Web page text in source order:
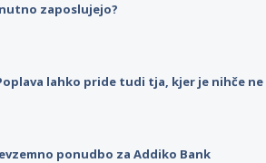
zaposlujejo?
lahko pride tudi tja, kjer je nihče
ponudbo za Addiko Bank